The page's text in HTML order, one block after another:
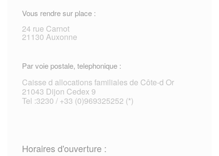
Vous rendre sur place :
24 rue Carnot
21130 Auxonne
Par voie postale, telephonique :
Caisse d allocations familiales de Côte-d Or
21043 Dijon Cedex 9
Tel :3230 / +33 (0)969325252 (*)
Horaires d'ouverture :